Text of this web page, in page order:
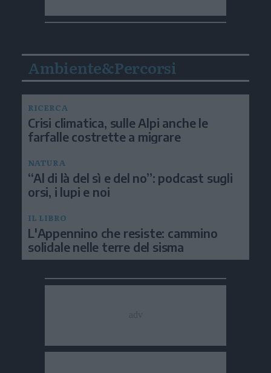
Ambiente&Percorsi
RICERCA
Crisi climatica, sulle Alpi anche le
farfalle costrette a migrare
NATURA
“Al di là del sì e del no”: podcast sugli
orsi, i lupi e noi
IL LIBRO
L'Appennino che resiste: cammino
solidale nelle terre del sisma